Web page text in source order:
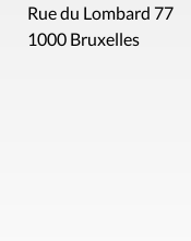
Rue du Lombard 77
1000 Bruxelles